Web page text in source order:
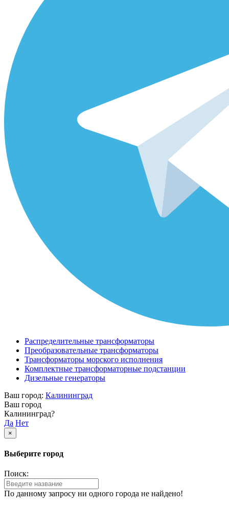
Распределительные трансформаторы
Преобразовательные трансформаторы
Трансформаторы морского исполнения
Комплектные трансформаторные подстанции
Дизельные генераторы
Ваш город: Калининград
Ваш город
Калининград?
Да Нет
×
Выберите город
Поиск:
По данному запросу ни одного города не найдено!